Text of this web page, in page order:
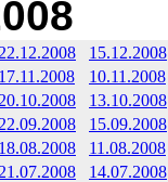
22.12.2008 15.12.2008
17.11.2008 10.11.2008
20.10.2008 13.10.2008
22.09.2008 15.09.2008
18.08.2008 11.08.2008
21.07.2008 14.07.2008